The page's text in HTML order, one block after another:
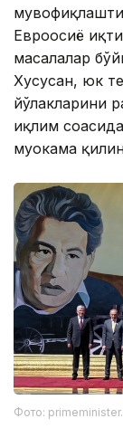
Евроосиё
масалалар
Хусусан, юк
йўлакларини
иқлим
муҳокама
Фото: